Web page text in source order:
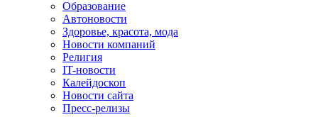
Образование
Автоновости
Здоровье, красота, мода
Новости компаний
Религия
IT-новости
Калейдоскоп
Новости сайта
Пресс-релизы